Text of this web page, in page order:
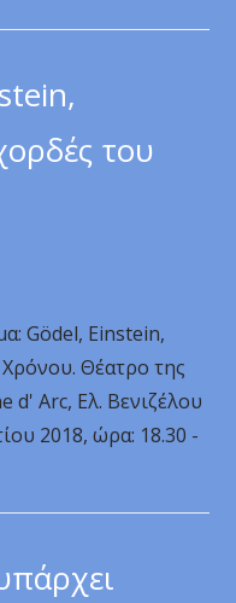
του
Gödel, Einstein,
Θέατρο της
d' Arc, Ελ. Βενιζέλου
2018, ώρα: 18.30 -